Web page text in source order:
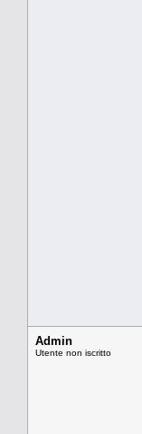
Admin
Utente non iscritto